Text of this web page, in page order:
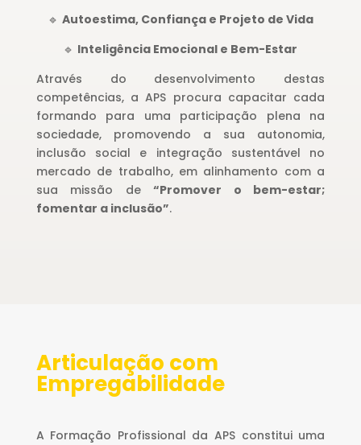
🔹 Autoestima, Confiança e Projeto de Vida
🔹 Inteligência Emocional e Bem-Estar
Através do desenvolvimento destas
competências, a APS procura capacitar cada
formando para uma participação plena na
sociedade, promovendo a sua autonomia,
inclusão social e integração sustentável no
mercado de trabalho, em alinhamento com a
sua missão de“Promover o bem-estar;
fomentar a inclusão”.
Articulação com
Empregabilidade
A Formação Profissional da APS constitui uma